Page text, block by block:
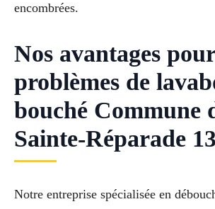
encombrées.
Nos avantages
problèmes de
bouché Commune
Sainte-Réparade
Notre entreprise spécialisée en